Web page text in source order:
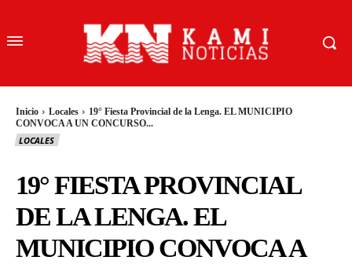
Inicio Locales
19° Fiesta Provincial de la Lenga. EL MUNICIPIO
CONVOCA A UN CONCURSO...
LOCALES
19° FIESTA PROVINCIAL
DE LA LENGA. EL
MUNICIPIO CONVOCA A